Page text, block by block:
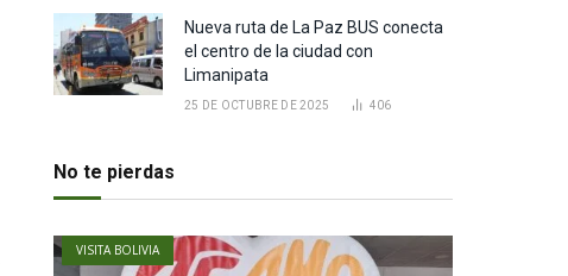
Nueva ruta de La Paz BUS conecta
el centro de la ciudad con
Limanipata
25 DE OCTUBRE DE 2025 406
No te pierdas
VISITA BOLIVIA